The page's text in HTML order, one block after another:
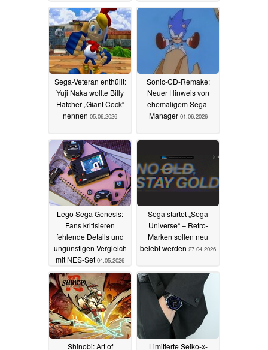
Sega-Veteran enthüllt:
Yuji Naka wollte Billy
Hatcher „Giant Cock“
nennen 05.06.2026
Sonic-CD-Remake:
Neuer Hinweis von
ehemaligem Sega-
Manager 01.06.2026
Lego Sega Genesis:
Fans kritisieren
fehlende Details und
ungünstigen Vergleich
mit NES-Set 04.05.2026
Sega startet „Sega
Universe“ – Retro-
Marken sollen neu
belebt werden 27.04.2026
Shinobi: Art of
Limitierte Seiko-x-